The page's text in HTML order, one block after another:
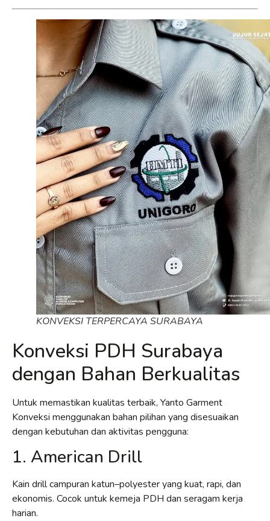
KONVEKSI TERPERCAYA SURABAYA
Konveksi PDH Surabaya
dengan Bahan Berkualitas
Untuk memastikan kualitas terbaik, Yanto Garment
Konveksi menggunakan bahan pilihan yang disesuaikan
dengan kebutuhan dan aktivitas pengguna:
1. American Drill
Kain drill campuran katun–polyester yang kuat, rapi, dan
ekonomis. Cocok untuk kemeja PDH dan seragam kerja
harian.